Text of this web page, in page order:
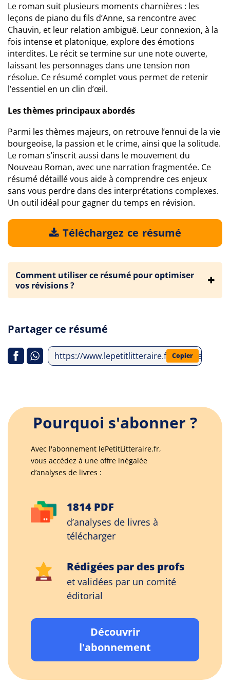
Le roman suit plusieurs moments charnières : les
leçons de piano du fils d’Anne, sa rencontre avec
Chauvin, et leur relation ambiguë. Leur connexion, à la
fois intense et platonique, explore des émotions
interdites. Le récit se termine sur une note ouverte,
laissant les personnages dans une tension non
résolue. Ce résumé complet vous permet de retenir
l’essentiel en un clin d’œil.
Les thèmes principaux abordés
Parmi les thèmes majeurs, on retrouve l’ennui de la vie
bourgeoise, la passion et le crime, ainsi que la solitude.
Le roman s’inscrit aussi dans le mouvement du
Nouveau Roman, avec une narration fragmentée. Ce
résumé détaillé vous aide à comprendre ces enjeux
sans vous perdre dans des interprétations complexes.
Un outil idéal pour gagner du temps en révision.
Téléchargez ce résumé
Comment utiliser ce résumé pour optimiser
vos révisions ?
Partager ce résumé
https://www.lepetitlitteraire.fr/analyses-
Copier
Pourquoi s'abonner ?
Avec l'abonnement lePetitLitteraire.fr,
vous accédez à une offre inégalée
d’analyses de livres :
1814 PDF
d’analyses de livres à
télécharger
Rédigées par des profs
et validées par un comité
éditorial
Découvrir
l'abonnement